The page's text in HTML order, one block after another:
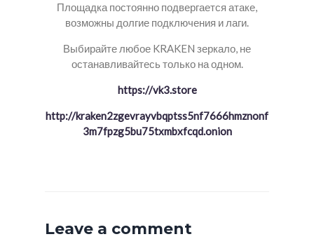
Площадка постоянно подвергается атаке,
возможны долгие подключения и лаги.
Выбирайте любое KRAKEN зеркало, не
останавливайтесь только на одном.
https://vk3.store
http://kraken2zgevrayvbqptss5nf7666hmznonf
3m7fpzg5bu75txmbxfcqd.onion
Leave a comment